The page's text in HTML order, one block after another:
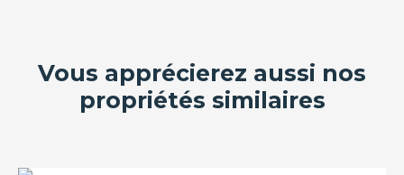
Vous apprécierez aussi nos
propriétés similaires